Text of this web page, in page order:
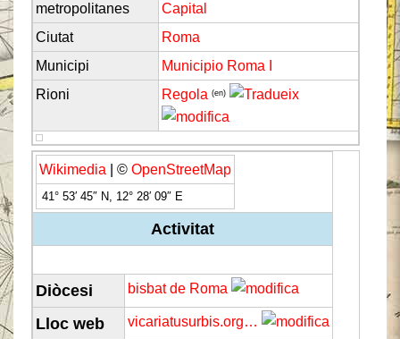
metropolitanes
Capital
Ciutat
Roma
Municipi
Municipio Roma I
Rioni
Regola (en)
Wikimedia | © OpenStreetMap
41° 53′ 45″ N, 12° 28′ 09″ E
Activitat
Diòcesi bisbat de Roma
Lloc web vicariatusurbis.org…